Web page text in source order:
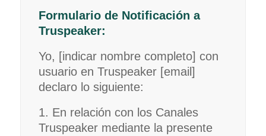
Formulario de Notificación a
Truspeaker:
Yo, [indicar nombre completo] con
usuario en Truspeaker [email]
declaro lo siguiente:
1. En relación con los Canales
Truspeaker mediante la presente